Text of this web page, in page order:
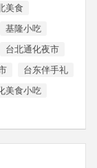
美食
基隆小吃
台北通化夜市
台东伴手礼
美食小吃